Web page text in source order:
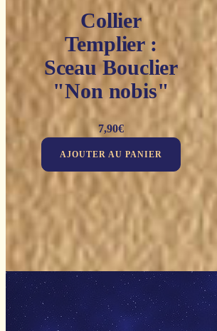
Collier
Templier :
Sceau Bouclier
"Non nobis"
7,90€
AJOUTER AU PANIER